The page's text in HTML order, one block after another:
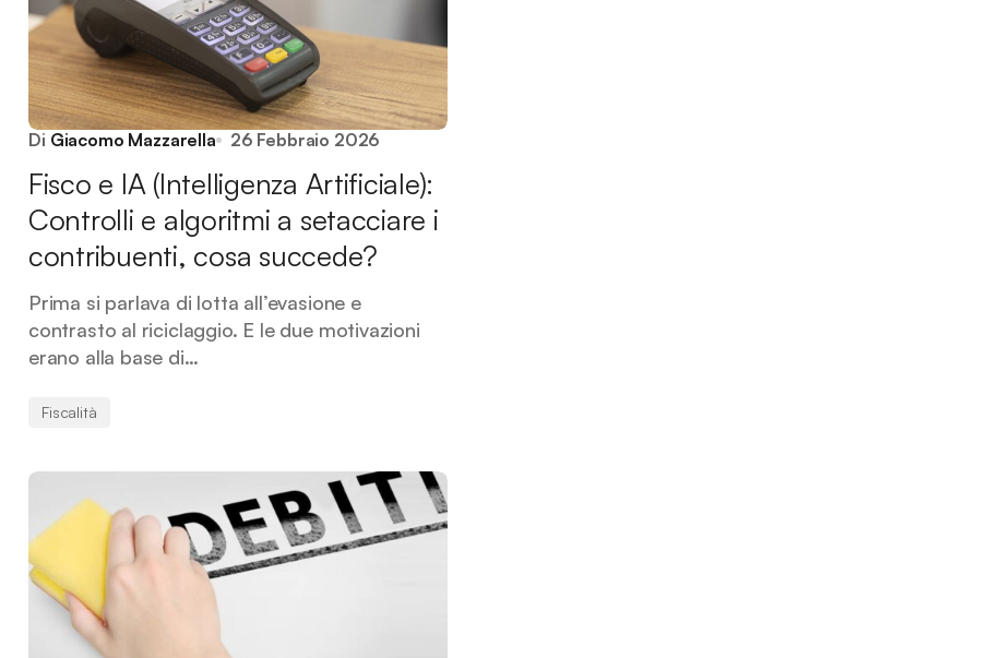
Di Giacomo Mazzarella 26 Febbraio 2026
Fisco e IA (Intelligenza Artificiale):
Controlli e algoritmi a setacciare i
contribuenti, cosa succede?
Prima si parlava di lotta all’evasione e
contrasto al riciclaggio. E le due motivazioni
erano alla base di…
Fiscalità